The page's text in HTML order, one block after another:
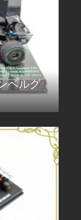
ベルグ